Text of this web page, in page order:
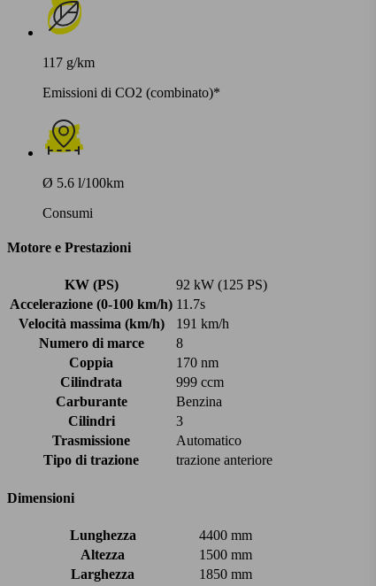
117 g/km
Emissioni di CO2 (combinato)*
Ø 5.6 l/100km
Consumi
Motore e Prestazioni
KW (PS)
92 kW (125 PS)
Accelerazione (0-100 km/h) 11.7s
Velocità massima (km/h)
191 km/h
Numero di marce
8
Coppia
170 nm
Cilindrata
999 ccm
Carburante
Benzina
Cilindri
3
Trasmissione
Automatico
Tipo di trazione
trazione anteriore
Dimensioni
Lunghezza
4400 mm
Altezza
1500 mm
Larghezza
1850 mm